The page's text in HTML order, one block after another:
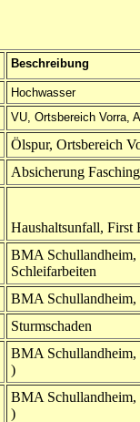
Beschreibung
Hochwasser
VU, Ortsbereich Vorra,
Ölspur, Ortsbereich
Absicherung
Haushaltsunfall, First
BMA Schullandheim,
Schleifarbeiten
BMA Schullandheim,
Sturmschaden
BMA Schullandheim,
)
BMA Schullandheim,
)